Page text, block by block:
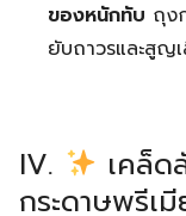
ของหนักทับ ถุง
ยับถาวรและสูญ
IV.
เคล็ด
กระดาษพรีเ